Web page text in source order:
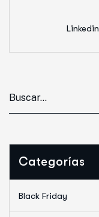
Linkedin
Categorías
Black Friday